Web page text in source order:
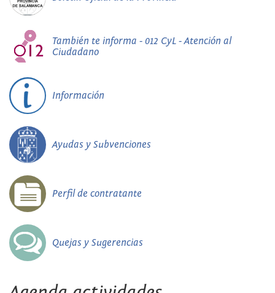
También te informa - 012 CyL - Atención al
Ciudadano
Información
Ayudas y Subvenciones
Perfil de contratante
Quejas y Sugerencias